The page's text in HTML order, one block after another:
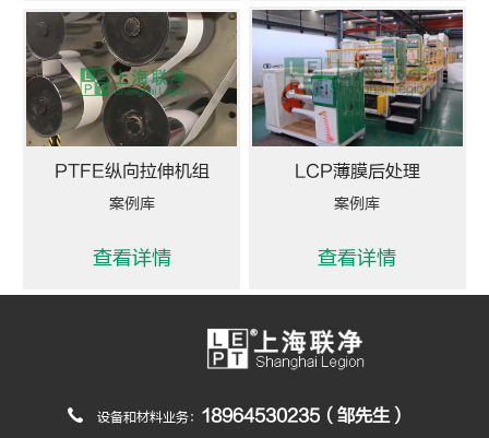
PTFE纵向拉伸机组
案例库
查看详情
LCP薄膜后处理
案例库
查看详情
设备和材料业务： 18964530235（邹先生）